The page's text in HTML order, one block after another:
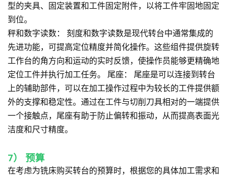
型的夹具、固定装置和工件固定附件，以将工件牢固地固定
到位。
秤和数字读数：
刻度和数字读数是现代转台中通常集成的
先进功能，可提高定位精度并简化操作。这些组件提供旋转
工作台的角方向和运动的实时反馈，使操作员能够更精确地
定位工件并执行加工任务。 尾座：
尾座是可以连接到转台
上的辅助部件，可以在加工操作过程中为较长的工件提供额
外的支撑和稳定性。通过在工件与切削刀具相对的一端提供
一个接触点，尾座有助于防止偏转和振动，从而提高表面光
洁度和尺寸精度。
7） 预算
在考虑为铣床购买转台的预算时，根据您的具体加工需求和